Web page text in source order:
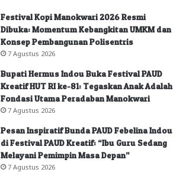
Festival Kopi Manokwari 2026 Resmi
Dibuka: Momentum Kebangkitan UMKM dan
Konsep Pembangunan Polisentris
7 Agustus 2026
Bupati Hermus Indou Buka Festival PAUD
Kreatif HUT RI ke-81: Tegaskan Anak Adalah
Fondasi Utama Peradaban Manokwari
7 Agustus 2026
Pesan Inspiratif Bunda PAUD Febelina Indou
di Festival PAUD Kreatif: “Ibu Guru Sedang
Melayani Pemimpin Masa Depan”
7 Agustus 2026